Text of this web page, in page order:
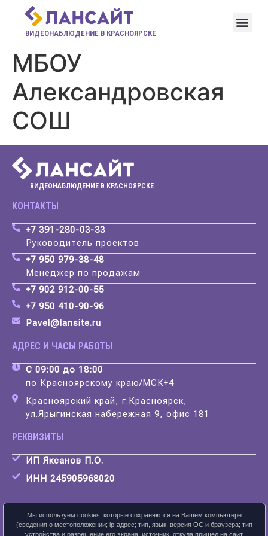
ВИДЕОНАБЛЮДЕНИЕ В КРАСНОЯРСКЕ
МБОУ
Александровская
СОШ
ВИДЕОНАБЛЮДЕНИЕ В КРАСНОЯРСКЕ
КОНТАКТЫ
+7 391-280-03-33
Руководитель проектов
+7 950 979-38-48
Менеджер по продажам
+7 902 912-00-55
+7 950 410-90-96
Pavel@lansite.ru
АДРЕС И ЧАСЫ РАБОТЫ
С 09:00 до 18:00
по Красноярскому краю/МСК+4
Красноярский край, г.Красноярск,
ул.Ярыгинская набережная 9, офис 181
РЕКВИЗИТЫ
ИП Яксанов П.О.
ИНН 245905968020
Мы используем cookies, которые сохраняются на Вашем компьютере
(сведения о местоположении; ip-адрес; тип, язык, версия ОС и браузера; тип
устройства и разрешение его экрана; источник, откуда пришел на сайт